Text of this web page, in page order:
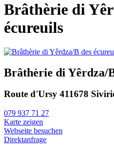
Brâthèrie di
écureuils
Brâthèrie di Yêrdza/
Route d'Ursy 411678
079 937 71 27
Karte zeigen
Webseite besuchen
Direktanfrage